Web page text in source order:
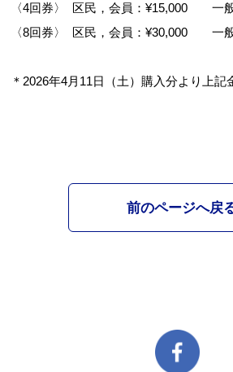
〈4回券〉 区民，会員：¥15,000 一
〈8回券〉 区民，会員：¥30,000 一
＊2026年4月11日（土）購入分より上記
前のページへ戻